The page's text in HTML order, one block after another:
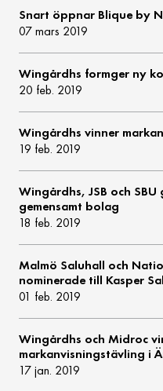
Snart öppnar Blique by
07 mars 2019
Wingårdhs formger ny
20 feb. 2019
Wingårdhs vinner
19 feb. 2019
Wingårdhs, JSB och SBU
gemensamt bolag
18 feb. 2019
Malmö Saluhall och
nominerade till Kasper
01 feb. 2019
Wingårdhs och Midroc
markanvisningstävling i
17 jan. 2019